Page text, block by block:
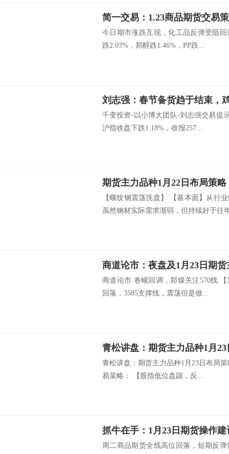
简一交易：1.23商品期货交易
今日期市涨跌互现，化工品反弹受阻
跌2.03%，郑醇跌1.46%，PP跌...
刘志强：春节备货趋于结束，
千变投资-以小博大团队-刘志强交易提
沪指收盘下跌1.18%，收报257...
期货主力品种1月22日布局策略
【螺纹钢震荡洗盘】 【基本面】从行
虽然钢材实际需求渐弱，但持续好于往
商道论市：夜盘及1月23日期
商道论市 卷螺回调，郑煤关注570线
回落，3585支撑线，震荡但是做...
青松讲盘：期货主力品种1月
青松讲盘：期货主力品种1月23日布局
易策略： 【股指低位盘踞，反...
抓牛在手：1月23日期货操作建
周二商品期货全线高位回落，短期反